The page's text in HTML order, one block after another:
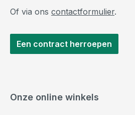
Of via ons contactformulier.
Een contract herroepen
Onze online winkels